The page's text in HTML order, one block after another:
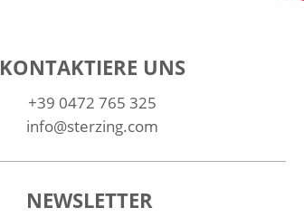
KONTAKTIERE UNS
+39 0472 765 325
info@sterzing.com
NEWSLETTER